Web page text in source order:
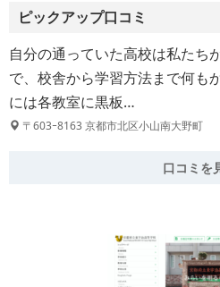
ピックアップ口コミ
自分の通っていた高校は私たち
で、校舎から学習方法まで何も
には各教室に黒板…
〒603ｰ8163 京都市北区小山南大野町
口コミを